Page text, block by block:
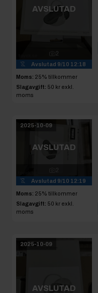
AVSLUTAD
2
Avslutad 9/10 12:18
Moms: 25% tillkommer
Slagavgift: 50 kr exkl.
moms
2025-10-09
AVSLUTAD
Avslutad 9/10 12:19
Moms: 25% tillkommer
Slagavgift: 50 kr exkl.
moms
2025-10-09
AVSLUTAD